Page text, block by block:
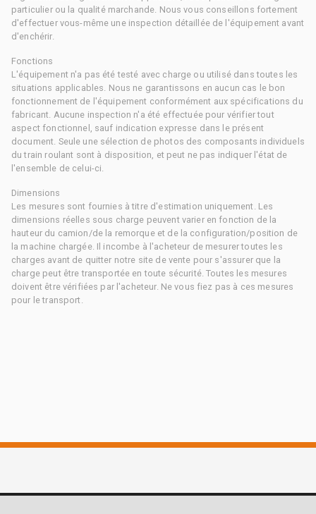
particulier ou la qualité marchande. Nous vous conseillons fortement
d'effectuer vous-même une inspection détaillée de l'équipement avant
d'enchérir.
Fonctions
L'équipement n'a pas été testé avec charge ou utilisé dans toutes les
situations applicables. Nous ne garantissons en aucun cas le bon
fonctionnement de l'équipement conformément aux spécifications du
fabricant. Aucune inspection n'a été effectuée pour vérifier tout
aspect fonctionnel, sauf indication expresse dans le présent
document. Seule une sélection de photos des composants individuels
du train roulant sont à disposition, et peut ne pas indiquer l'état de
l'ensemble de celui-ci.
Dimensions
Les mesures sont fournies à titre d'estimation uniquement. Les
dimensions réelles sous charge peuvent varier en fonction de la
hauteur du camion/de la remorque et de la configuration/position de
la machine chargée. Il incombe à l'acheteur de mesurer toutes les
charges avant de quitter notre site de vente pour s'assurer que la
charge peut être transportée en toute sécurité. Toutes les mesures
doivent être vérifiées par l'acheteur. Ne vous fiez pas à ces mesures
pour le transport.